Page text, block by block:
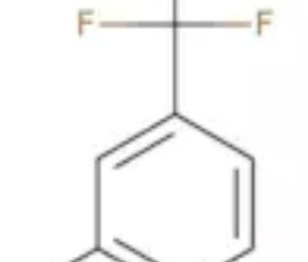
Metalli di transizione interni
Catalizzatori
Tensioattivi e detergenti